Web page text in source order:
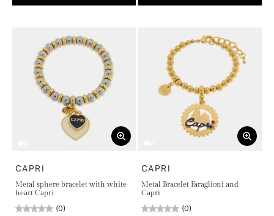
CAPRI
Metal sphere bracelet with white
heart Capri
(0)
CAPRI
Metal Bracelet Faraglioni and
Capri
(0)